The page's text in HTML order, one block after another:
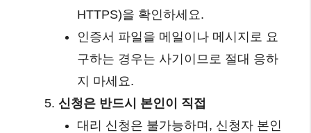
HTTPS)을 확인하세요.
인증서 파일을 메일이나 메시지로 요
구하는 경우는 사기이므로 절대 응하
지 마세요.
신청은 반드시 본인이 직접
대리 신청은 불가능하며, 신청자 본인